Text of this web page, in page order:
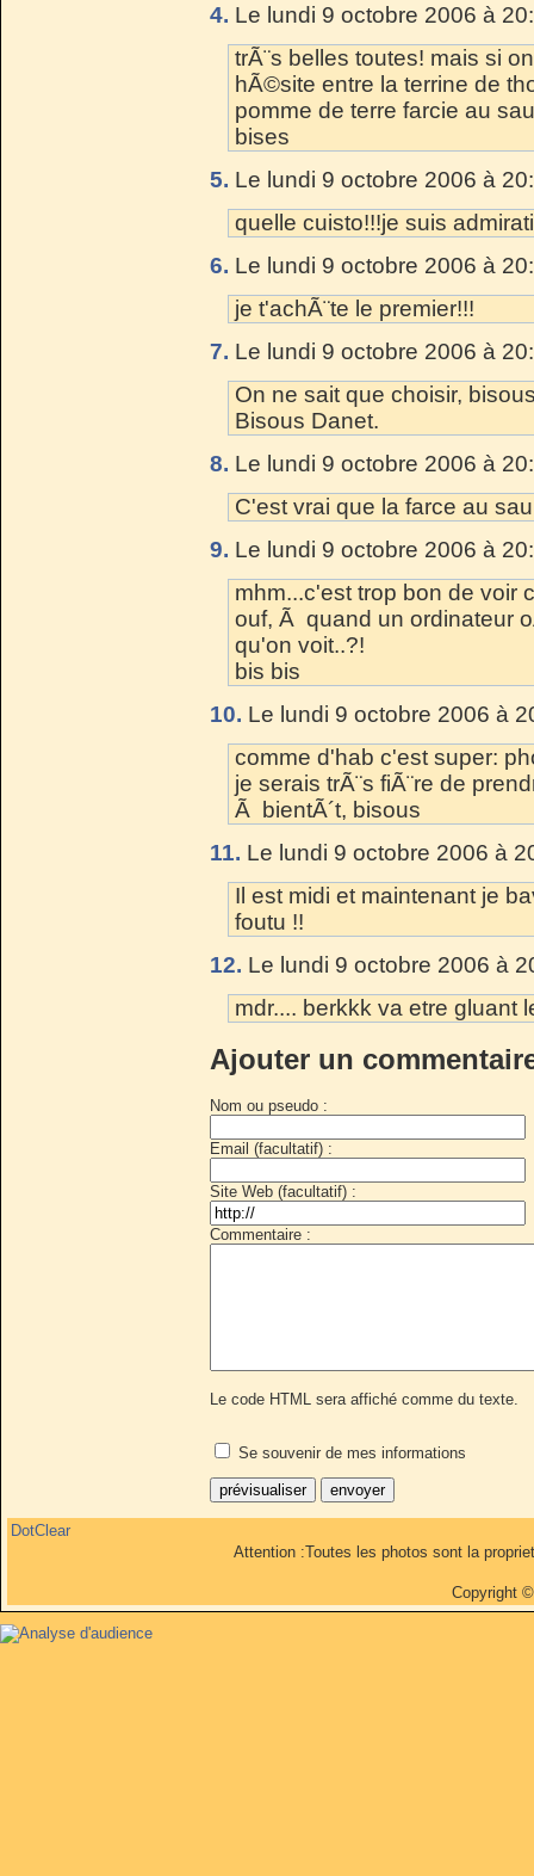
4. Le lundi 9 octobre 2006 à
trÃ¨s belles toutes! mais si
hÃ©site entre la terrine de
pomme de terre farcie au
bises
5. Le lundi 9 octobre 2006 à
quelle cuisto!!!je suis
6. Le lundi 9 octobre 2006 à
je t'achÃ¨te le premier!!!
7. Le lundi 9 octobre 2006 à
On ne sait que choisir,
Bisous Danet.
8. Le lundi 9 octobre 2006 à
C'est vrai que la farce au
9. Le lundi 9 octobre 2006 à
mhm...c'est trop bon de voir
ouf, Ã quand un ordinateur
qu'on voit..?!
bis bis
10. Le lundi 9 octobre 2006 à
comme d'hab c'est super:
je serais trÃ¨s fiÃ¨re de
Ã bientÃ´t, bisous
11. Le lundi 9 octobre 2006 à
Il est midi et maintenant je
foutu !!
12. Le lundi 9 octobre 2006 à
mdr.... berkkk va etre gluant
Ajouter un
Nom ou pseudo :
Email (facultatif) :
Site Web (facultatif) :
Commentaire :
Le code HTML sera affiché comme du texte.
Se souvenir de mes informations
DotClear
Attention :Toutes les photos sont la
Copyright